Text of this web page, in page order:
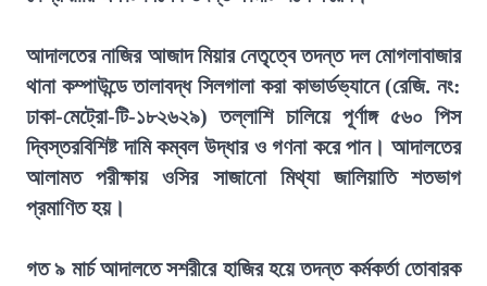
আদালতের নাজির আজাদ মিয়ার নেতৃত্বে তদন্ত দল মোগলাবাজার
থানা কম্পাউন্ডে তালাবদ্ধ সিলগালা করা কাভার্ডভ্যানে (রেজি. নং:
ঢাকা-মেট্রো-টি-১৮২৬২৯) তল্লাশি চালিয়ে পূর্ণাঙ্গ ৫৬০ পিস
দ্বিস্তরবিশিষ্ট দামি কম্বল উদ্ধার ও গণনা করে পান। আদালতের
আলামত পরীক্ষায় ওসির সাজানো মিথ্যা জালিয়াতি শতভাগ
প্রমাণিত হয়।
গত ৯ মার্চ আদালতে সশরীরে হাজির হয়ে তদন্ত কর্মকর্তা তোবারক